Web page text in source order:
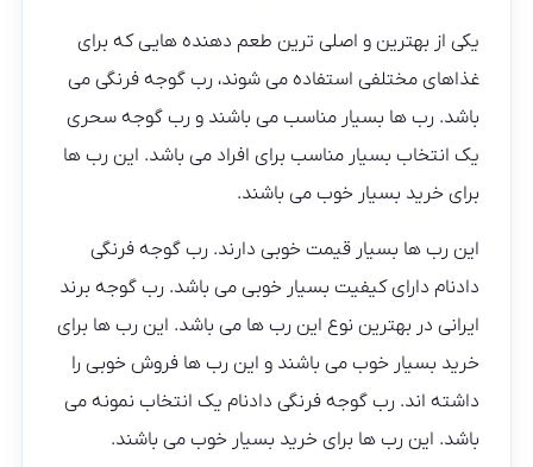
یکی از بهترین و اصلی ترین طعم دهنده هایی که برای
غذاهای مختلفی استفاده می شوند، رب گوجه فرنگی می
باشد. رب ها بسیار مناسب می باشند و رب گوجه سحری
یک انتخاب بسیار مناسب برای افراد می باشد. این رب ها
برای خرید بسیار خوب می باشند.
این رب ها بسیار قیمت خوبی دارند. رب گوجه فرنگی
دادنام دارای کیفیت بسیار خوبی می باشد. رب گوجه برند
ایرانی در بهترین نوع این رب ها می باشد. این رب ها برای
خرید بسیار خوب می باشند و این رب ها فروش خوبی را
داشته اند. رب گوجه فرنگی دادنام یک انتخاب نمونه می
باشد. این رب ها برای خرید بسیار خوب می باشند.